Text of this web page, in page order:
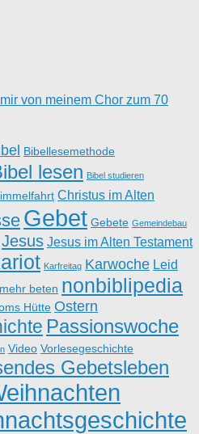
von meinem Chor zum 70
Bibellesemethode
lesen Bibel studieren
Christus im Alten
Gebet Gebete Gemeindebau
Jesus Jesus im Alten Testament
Karfreitag Karwoche Leid
mehr beten nonbiblipedia
Hütte Ostern
Passionswoche
Video Vorlesegeschichte
Gebetsleben